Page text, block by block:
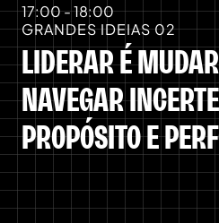
17:00 - 18:00
GRANDES IDEIAS 02
LIDERAR É
NAVEGAR
PROPÓSITO E